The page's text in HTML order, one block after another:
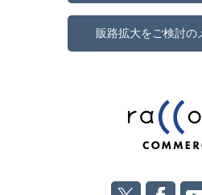
販路拡大をご検討の